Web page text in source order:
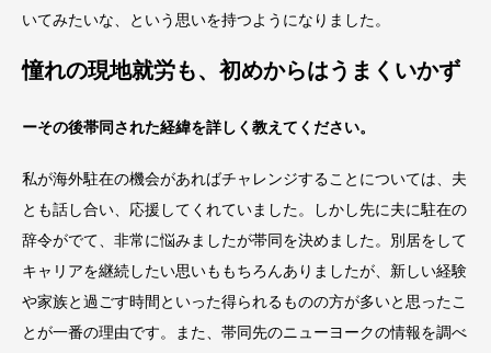
いてみたいな、という思いを持つようになりました。
憧れの現地就労も、初めからはうまくいかず
ーその後帯同された経緯を詳しく教えてください。
私が海外駐在の機会があればチャレンジすることについては、夫
とも話し合い、応援してくれていました。しかし先に夫に駐在の
辞令がでて、非常に悩みましたが帯同を決めました。別居をして
キャリアを継続したい思いももちろんありましたが、新しい経験
や家族と過ごす時間といった得られるものの方が多いと思ったこ
とが一番の理由です。また、帯同先のニューヨークの情報を調べ